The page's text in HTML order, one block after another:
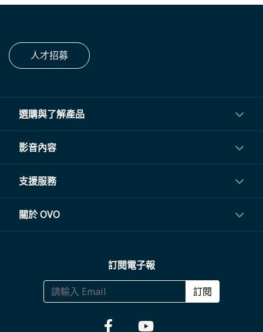
人才招募
選購與了解產品
投影機
閨蜜機與電視
電視盒與周邊
福利品專區
影音內容
影音訂閱
支援服務
常見問題
關於 OVO
商務合作
訂閱電子報
訂閱